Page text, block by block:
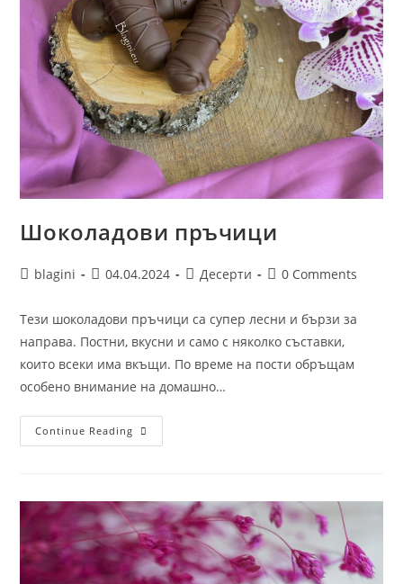
Шоколадови пръчици
blagini 04.04.2024 Десерти 0 Comments
Тези шоколадови пръчици са супер лесни и бързи за
направа. Постни, вкусни и само с няколко съставки,
които всеки има вкъщи. По време на пости обръщам
особено внимание на домашно…
Continue Reading